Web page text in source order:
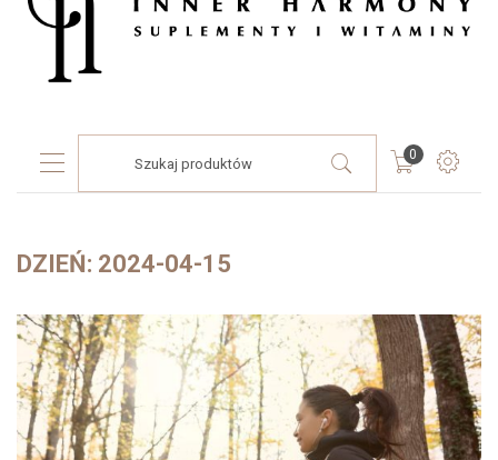
search
0
DZIEŃ: 2024-04-15